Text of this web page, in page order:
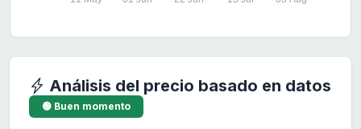
Análisis del precio basado en datos
🟢 Buen momento